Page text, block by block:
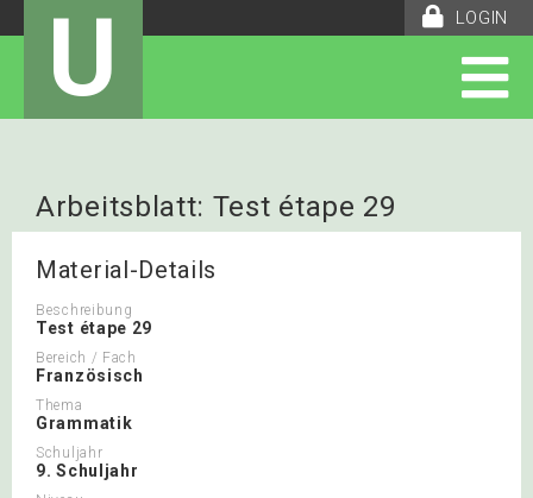
LOGIN
U
Arbeitsblatt: Test étape 29
Material-Details
Beschreibung
Test étape 29
Bereich / Fach
Französisch
Thema
Grammatik
Schuljahr
9. Schuljahr